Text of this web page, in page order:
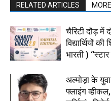
RELATED ARTICLES
चैरिटी दौड़
विद्यार्थियों
भारती )
अल्मोड़ा के
फ्लाइंग